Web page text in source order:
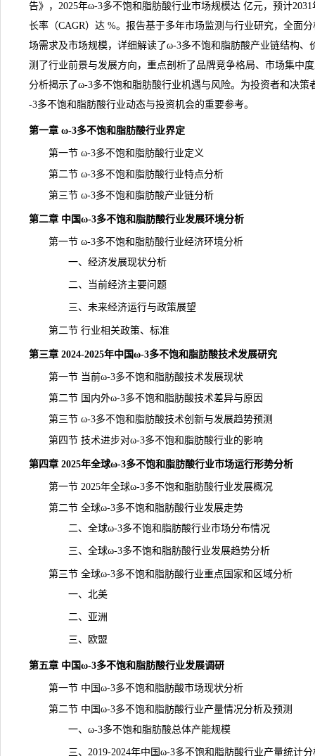
告》，2025年ω-3多不饱和脂肪酸行业市场规模达 亿元，预计
长率（CAGR）达 %。报告基于多年市场监测与行业研究，全面
场需求及市场规模，详细解读了ω-3多不饱和脂肪酸产业链结构、
测了行业前景与发展方向，重点剖析了品牌竞争格局、市场集中
分析揭示了ω-3多不饱和脂肪酸行业机遇与风险。为投资者和决
-3多不饱和脂肪酸行业动态与投资机会的重要参考。
第一章 ω-3多不饱和脂肪酸行业界定
第一节 ω-3多不饱和脂肪酸行业定义
第二节 ω-3多不饱和脂肪酸行业特点分析
第三节 ω-3多不饱和脂肪酸产业链分析
第二章 中国ω-3多不饱和脂肪酸行业发展环境分析
第一节 ω-3多不饱和脂肪酸行业经济环境分析
一、经济发展现状分析
二、当前经济主要问题
三、未来经济运行与政策展望
第二节 行业相关政策、标准
第三章 2024-2025年中国ω-3多不饱和脂肪酸技术发展研究
第一节 当前ω-3多不饱和脂肪酸技术发展现状
第二节 国内外ω-3多不饱和脂肪酸技术差异与原因
第三节 ω-3多不饱和脂肪酸技术创新与发展趋势预测
第四节 技术进步对ω-3多不饱和脂肪酸行业的影响
第四章 2025年全球ω-3多不饱和脂肪酸行业市场运行形势分析
第一节 2025年全球ω-3多不饱和脂肪酸行业发展概况
第二节 全球ω-3多不饱和脂肪酸行业发展走势
二、全球ω-3多不饱和脂肪酸行业市场分布情况
三、全球ω-3多不饱和脂肪酸行业发展趋势分析
第三节 全球ω-3多不饱和脂肪酸行业重点国家和区域分析
一、北美
二、亚洲
三、欧盟
第五章 中国ω-3多不饱和脂肪酸行业发展调研
第一节 中国ω-3多不饱和脂肪酸市场现状分析
第二节 中国ω-3多不饱和脂肪酸行业产量情况分析及预测
一、ω-3多不饱和脂肪酸总体产能规模
三、2019-2024年中国ω-3多不饱和脂肪酸行业产量统计分